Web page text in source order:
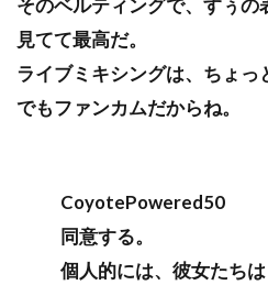
そのベルティングで、すぅの
見てて最高だ。
ライブミキシングは、ちょっ
でもファンカムだからね。
CoyotePowered50
同意する。
個人的には、彼女たち